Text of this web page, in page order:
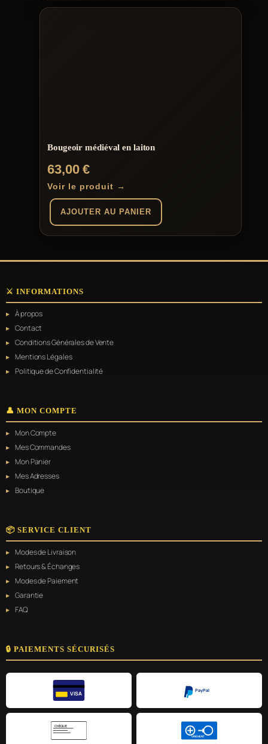
Bougeoir médiéval en laiton
63,00€
Voir le produit →
AJOUTER AU PANIER
⚔️ INFORMATIONS
À propos
Contact
Conditions Générales de Vente
Mentions Légales
Politique de Confidentialité
👤 MON COMPTE
Mon Compte
Mes Commandes
Mon Panier
Mes Adresses
Boutique
📦 SERVICE CLIENT
Modes de Livraison
Retours & Échanges
Modes de Paiement
Garantie
FAQ
🔒 PAIEMENTS SÉCURISÉS
VISA
PayPal
CHÈQUE
VIREMENT